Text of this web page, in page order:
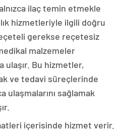
ilaç temin etmekle
hizmetleriyle ilgili doğru
gerekse reçetesiz
malzemeler
ulaşır. Bu hizmetler,
ve tedavi süreçlerinde
ulaşmalarını sağlamak
içerisinde hizmet verir.